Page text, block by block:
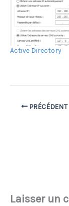
Active Directory
PRÉCÉDENT
Laisser un